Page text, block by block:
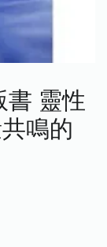
書 靈性
鳴的